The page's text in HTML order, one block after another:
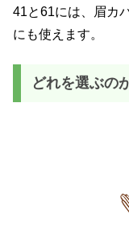
41と61には、眉カ
にも使えます。
どれを選ぶの